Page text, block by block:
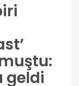
geldi